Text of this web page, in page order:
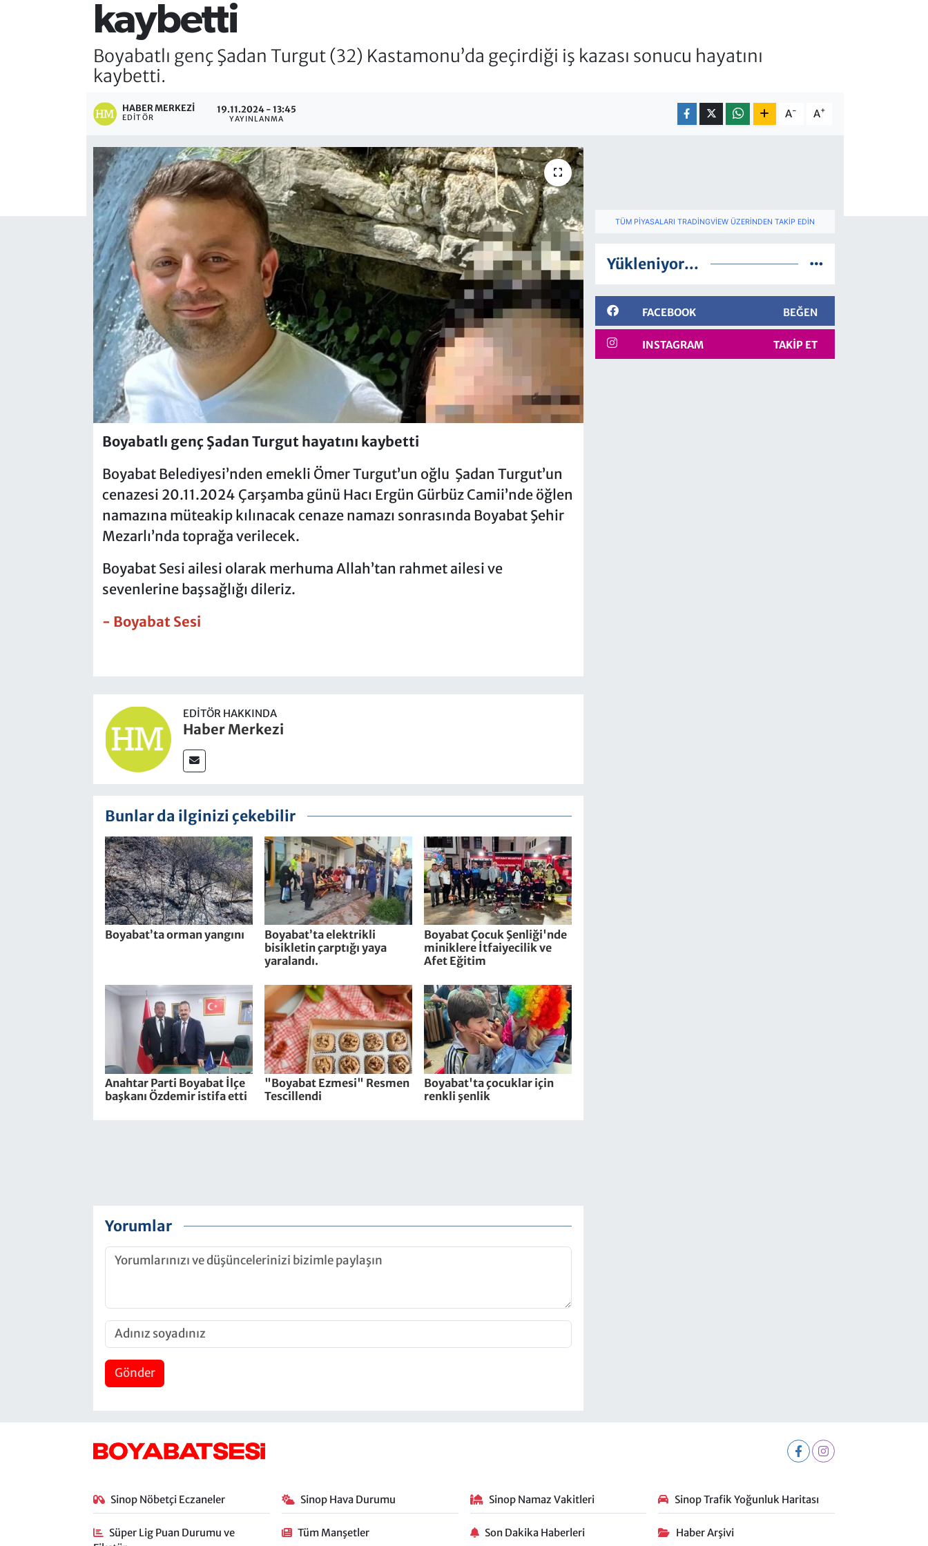
kaybetti
Boyabatlı genç Şadan Turgut (32) Kastamonu’da geçirdiği iş kazası sonucu hayatını
kaybetti.
HABER MERKEZI
EDITÖR
19.11.2024 - 13:45
YAYINLANMA A- A+
Boyabatlı genç Şadan Turgut hayatını kaybetti
Boyabat Belediyesi’nden emekli Ömer Turgut’un oğlu Şadan Turgut’un
cenazesi 20.11.2024 Çarşamba günü Hacı Ergün Gürbüz Camii’nde öğlen
namazına müteakip kılınacak cenaze namazı sonrasında Boyabat Şehir
Mezarlı’nda toprağa verilecek.
Boyabat Sesi ailesi olarak merhuma Allah’tan rahmet ailesi ve
sevenlerine başsağlığı dileriz.
- Boyabat Sesi
EDITÖR HAKKINDA
Haber Merkezi
Bunlar da ilginizi çekebilir
Boyabat’ta orman yangını
Boyabat’ta elektrikli
bisikletin çarptığı yaya
yaralandı.
Boyabat Çocuk Şenliği'nde
miniklere İtfaiyecilik ve
Afet Eğitim
Anahtar Parti Boyabat İlçe
başkanı Özdemir istifa etti
"Boyabat Ezmesi" Resmen
Tescillendi
Boyabat'ta çocuklar için
renkli şenlik
Yorumlar
Gönder
TÜM PIYASALARI TRADINGVIEW ÜZERINDEN TAKIP EDIN
Yükleniyor...
FACEBOOK BEĞEN
INSTAGRAM TAKIP ET
Sinop Nöbetçi Eczaneler Sinop Hava Durumu Sinop Namaz Vakitleri Sinop Trafik Yoğunluk Haritası
Süper Lig Puan Durumu ve
Tüm Manşetler Son Dakika Haberleri Haber Arşivi